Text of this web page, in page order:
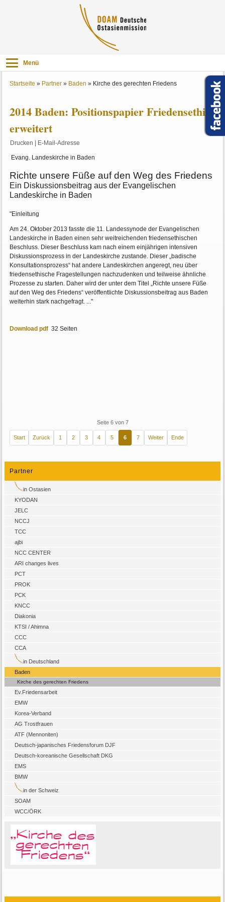
Menü
Startseite » Partner » Baden » Kirche des gerechten Friedens
2014 Baden: Positionspapier Friedensethik
erweitert
Drucken E-Mail-Adresse
Evang. Landeskirche in Baden
Richte unsere Füße auf den Weg des Friedens
Ein Diskussionsbeitrag aus der Evangelischen
Landeskirche in Baden
"Einleitung
Am 24. Oktober 2013 fasste die 11. Landessynode der Evangelischen
Landeskirche in Baden einen sehr weitreichenden friedensethischen
Beschluss. Dieser Beschluss kam nach einem einjährigen intensiven
Diskussionsprozess in der Landeskirche zustande. Dieser „badische
Konsultationsprozess“ hat andere Landeskirchen angeregt, neu über
friedensethische Fragestellungen nachzudenken und teilweise ähnliche
Prozesse zu starten. Daher wird der unter dem Titel „Richte unsere Füße
auf den Weg des Friedens“ veröffentlichte Diskussionsbeitrag aus Baden
weiterhin stark nachgefragt. ..."
Download pdf 32 Seiten
Seite 6 von 7
Start Zurück 1 2 3 4 5 6 7 Weiter Ende
Partner
in Ostasien
KYODAN
JELC
NCCJ
TCC
ajbi
NCC CENTER
ARI changes lives
PCT
PROK
PCK
KNCC
Diakonia
KTSI / Ahimna
CCC
CCA
in Deutschland
Baden
Kirche des gerechten Friedens
Ev.Friedensarbeit
EMW
Korea-Verband
AG Trostfrauen
ATF (Mennoniten)
Deutsch-japanisches Friedensforum DJF
Deutsch-koreanische Gesellschaft DKG
EMS
BMW
in der Schweiz
SOAM
WCC/ÖRK